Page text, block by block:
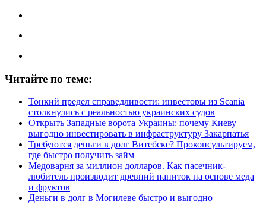
Читайте по теме:
Тонкий предел справедливости: инвесторы из Scania
столкнулись с реальностью украинских судов
Открыть Западные ворота Украины: почему Киеву
выгодно инвестировать в инфраструктуру Закарпатья
Требуются деньги в долг Витебске? Проконсультируем,
где быстро получить займ
Медоварня за миллион долларов. Как пасечник-
любитель производит древний напиток на основе меда
и фруктов
Деньги в долг в Могилеве быстро и выгодно